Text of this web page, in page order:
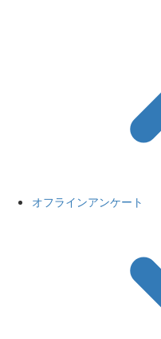
オフラインアンケート